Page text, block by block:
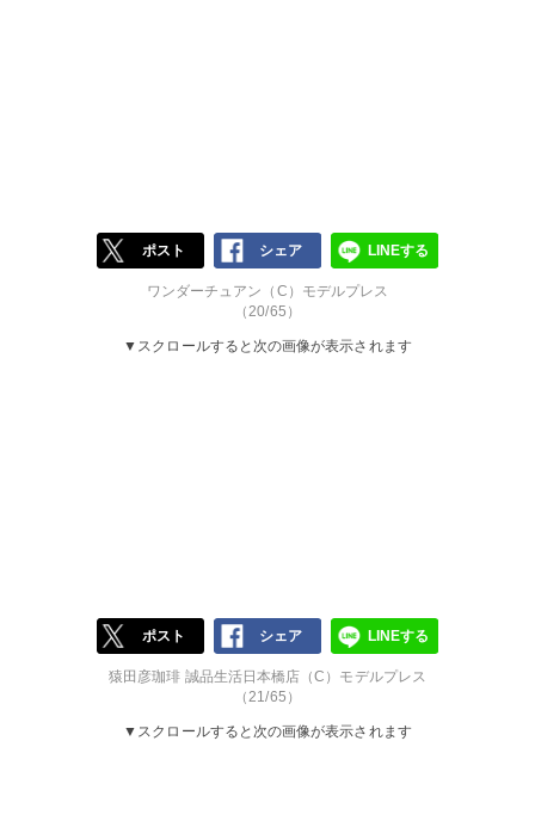
ポスト シェア LINEする
ワンダーチュアン（C）モデルプレス
（20/65）
▼スクロールすると次の画像が表示されます
ポスト シェア LINEする
猿田彦珈琲 誠品生活日本橋店（C）モデルプレス
（21/65）
▼スクロールすると次の画像が表示されます